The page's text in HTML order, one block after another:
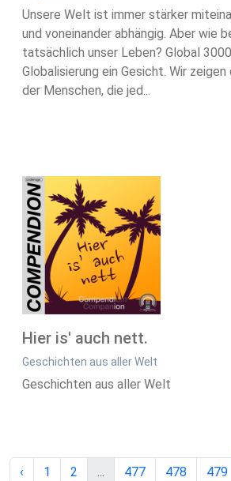
Unsere Welt ist immer stärker
und voneinander abhängig. Aber wie
tatsächlich unser Leben? Global
Globalisierung ein Gesicht. Wir
der Menschen, die jed...
Hier is' auch nett.
Geschichten aus aller Welt
Geschichten aus aller Welt
‹ 1 2 ... 477 478 479